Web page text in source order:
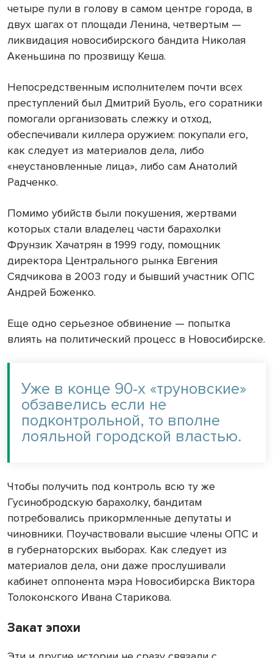
четыре пули в голову в самом центре города, в
двух шагах от площади Ленина, четвертым —
ликвидация новосибирского бандита Николая
Акеньшина по прозвищу Кеша.
Непосредственным исполнителем почти всех
преступлений был Дмитрий Буоль, его соратники
помогали организовать слежку и отход,
обеспечивали киллера оружием: покупали его,
как следует из материалов дела, либо
«неустановленные лица», либо сам Анатолий
Радченко.
Помимо убийств были покушения, жертвами
которых стали владелец части барахолки
Фрунзик Хачатрян в 1999 году, помощник
директора Центрального рынка Евгения
Сядчикова в 2003 году и бывший участник ОПС
Андрей Боженко.
Еще одно серьезное обвинение — попытка
влиять на политический процесс в Новосибирске.
Уже в конце 90-х «труновские»
обзавелись если не
подконтрольной, то вполне
лояльной городской властью.
Чтобы получить под контроль всю ту же
Гусинобродскую барахолку, бандитам
потребовались прикормленные депутаты и
чиновники. Поучаствовали высшие члены ОПС и
в губернаторских выборах. Как следует из
материалов дела, они даже прослушивали
кабинет оппонента мэра Новосибирска Виктора
Толоконского Ивана Старикова.
Закат эпохи